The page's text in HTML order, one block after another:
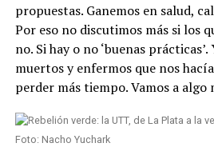
propuestas. Ganemos en salud,
Por eso no discutimos más si los
no. Si hay o no ‘buenas
muertos y enfermos que nos
perder más tiempo. Vamos a algo
Foto: Nacho Yuchark